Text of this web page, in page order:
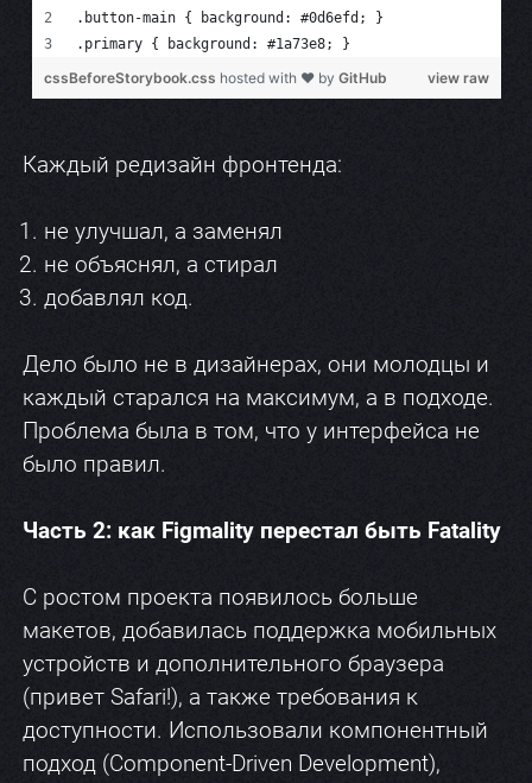
Каждый редизайн фронтенда:
не улучшал, а заменял
не объяснял, а стирал
добавлял код.
Дело было не в дизайнерах, они молодцы и
каждый старался на максимум, а в подходе.
Проблема была в том, что у интерфейса не
было правил.
Часть 2: как Figmality перестал быть Fatality
С ростом проекта появилось больше
макетов, добавилась поддержка мобильных
устройств и дополнительного браузера
(привет Safari!), а также требования к
доступности. Использовали компонентный
подход (Component-Driven Development),